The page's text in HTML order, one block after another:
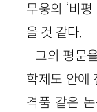
무웅의 ‘비
을 것 같다.
그의 평문
학제도 안에
격품 같은 논